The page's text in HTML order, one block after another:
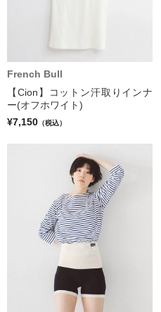
French Bull
【Cion】コットン汗取りインナ
ー(オフホワイト)
¥7,150 （税込）